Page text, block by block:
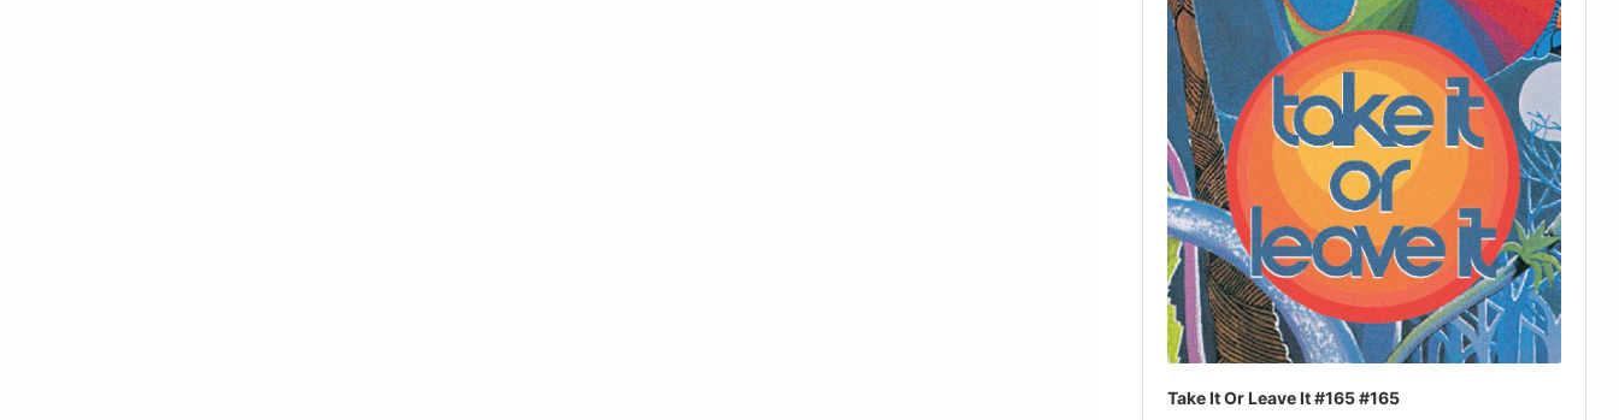
Take It Or Leave It #165 #165